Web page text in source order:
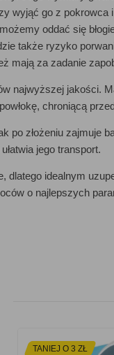
wyjąć go z
oddać się
także ryzyko
mają za zadanie
najwyższej jakości.
chroniącą
po złożeniu zajmuje
jego transport.
dlatego idealnym
o najlepszych
TANIEJ O 3 ZŁ